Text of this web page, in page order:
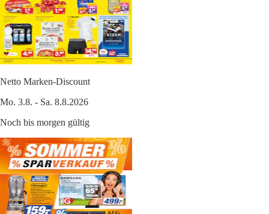
Netto Marken-Discount
Mo. 3.8. - Sa. 8.8.2026
Noch bis morgen gültig